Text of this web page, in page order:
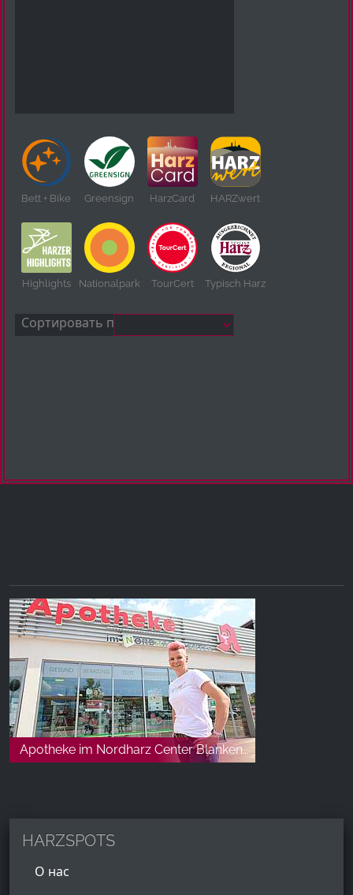
Bett + Bike Greensign HarzCard HARZwert
Highlights Nationalpark TourCert Typisch Harz
Сортировать по
Apotheke im Nordharz Center Blankenburg Harz
HARZSPOTS
О нас